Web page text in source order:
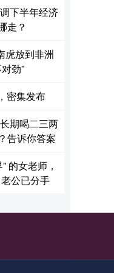
下半年经济
走？
虎放到非洲
劲”
密集发布
期喝二三两
告诉你答案
的女老师，
公已分手